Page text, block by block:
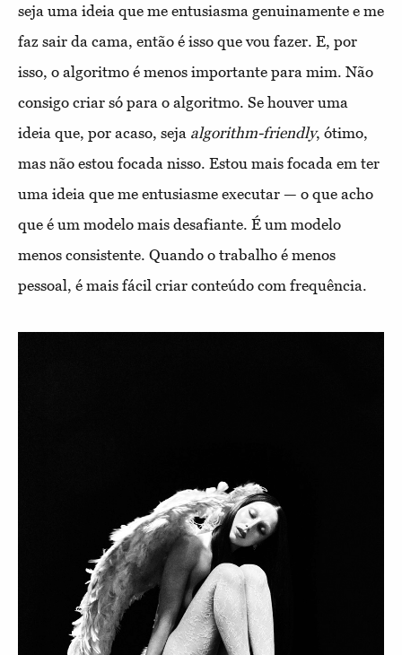
seja uma ideia que me entusiasma genuinamente e me
faz sair da cama, então é isso que vou fazer. E, por
isso, o algoritmo é menos importante para mim. Não
consigo criar só para o algoritmo. Se houver uma
ideia que, por acaso, seja algorithm-friendly, ótimo,
mas não estou focada nisso. Estou mais focada em ter
uma ideia que me entusiasme executar — o que acho
que é um modelo mais desafiante. É um modelo
menos consistente. Quando o trabalho é menos
pessoal, é mais fácil criar conteúdo com frequência.